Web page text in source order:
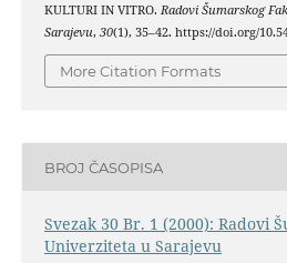
KULTURI IN VITRO. Radovi Šumarskog
Sarajevu, 30(1), 35–42. https://doi.org/
More Citation Formats
BROJ ČASOPISA
Svezak 30 Br. 1 (2000): Radovi
Univerziteta u Sarajevu